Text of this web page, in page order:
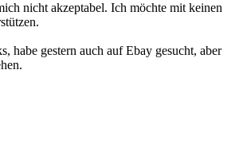
nicht akzeptabel. Ich möchte mit keinen
habe gestern auch auf Ebay gesucht, aber